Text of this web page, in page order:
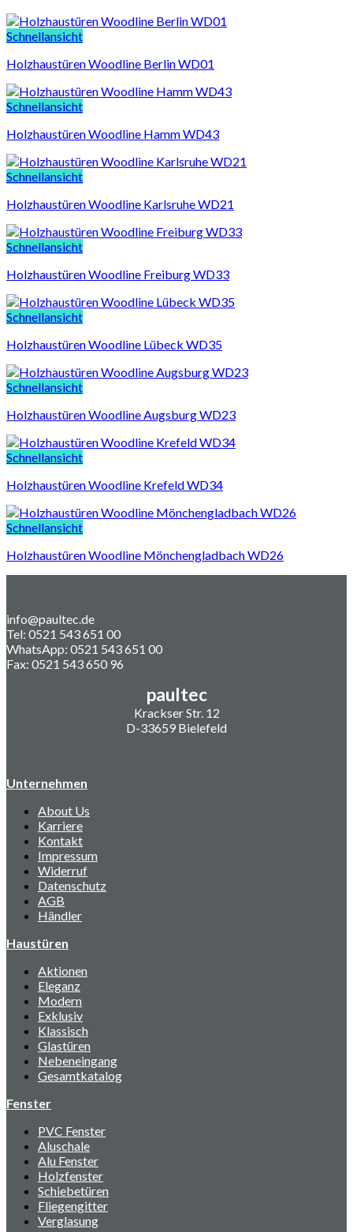
Schnellansicht
Holzhaustüren Woodline Berlin WD01
Schnellansicht
Holzhaustüren Woodline Hamm WD43
Schnellansicht
Holzhaustüren Woodline Karlsruhe WD21
Schnellansicht
Holzhaustüren Woodline Freiburg WD33
Schnellansicht
Holzhaustüren Woodline Lübeck WD35
Schnellansicht
Holzhaustüren Woodline Augsburg WD23
Schnellansicht
Holzhaustüren Woodline Krefeld WD34
Schnellansicht
Holzhaustüren Woodline Mönchengladbach WD26
info@paultec.de
Tel: 0521 543 651 00
WhatsApp: 0521 543 651 00
Fax: 0521 543 650 96
paultec
Krackser Str. 12
D-33659 Bielefeld
Unternehmen
About Us
Karriere
Kontakt
Impressum
Widerruf
Datenschutz
AGB
Händler
Haustüren
Aktionen
Eleganz
Modern
Exklusiv
Klassisch
Glastüren
Nebeneingang
Gesamtkatalog
Fenster
PVC Fenster
Aluschale
Alu Fenster
Holzfenster
Schiebetüren
Fliegengitter
Verglasung